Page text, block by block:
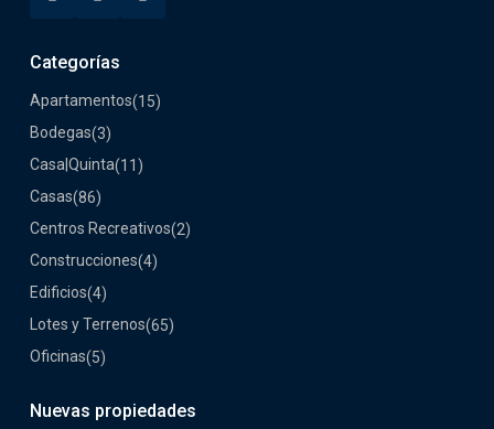
Categorías
Apartamentos(15)
Bodegas(3)
Casa|Quinta(11)
Casas(86)
Centros Recreativos(2)
Construcciones(4)
Edificios(4)
Lotes y Terrenos(65)
Oficinas(5)
Nuevas propiedades